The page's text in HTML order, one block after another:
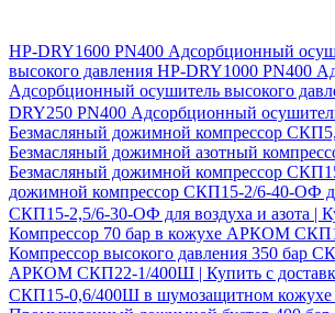
HP-DRY1600 PN400 Адсорбционный
высокого давления HP-DRY1000 PN400
Адсорбционный осушитель высокого
DRY250 PN400 Адсорбционный
Безмасляный дожимной компрессор
Безмасляный дожимной азотный
Безмасляный дожимной компрессор
дожимной компрессор СКП15-2/6-40-ОФ
СКП15-2,5/6-30-ОФ для воздуха и азота |
Компрессор 70 бар в кожухе АРКОМ
Компрессор высокого давления 350 бар
АРКОМ СКП22-1/400Ш | Купить с
СКП15-0,6/400Ш в шумозащитном кожухе